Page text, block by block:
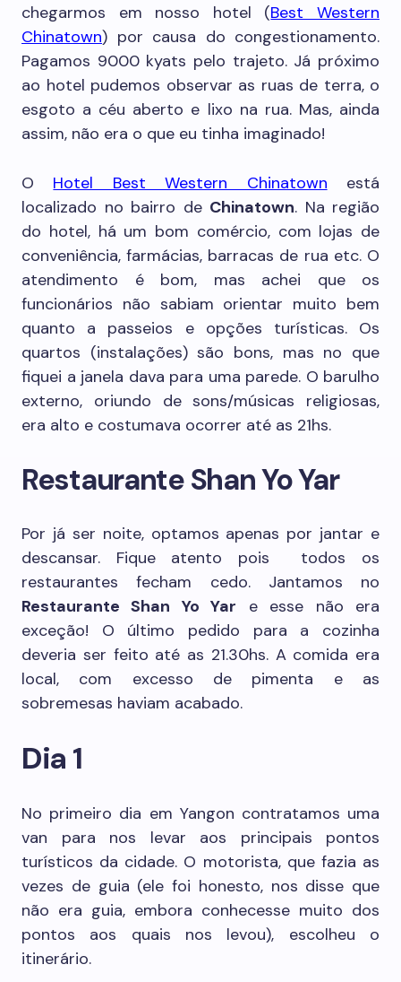
chegarmos em nosso hotel (Best Western
Chinatown) por causa do congestionamento.
Pagamos 9000 kyats pelo trajeto. Já próximo
ao hotel pudemos observar as ruas de terra, o
esgoto a céu aberto e lixo na rua. Mas, ainda
assim, não era o que eu tinha imaginado!
O Hotel Best Western Chinatown está
localizado no bairro de Chinatown. Na região
do hotel, há um bom comércio, com lojas de
conveniência, farmácias, barracas de rua etc. O
atendimento é bom, mas achei que os
funcionários não sabiam orientar muito bem
quanto a passeios e opções turísticas. Os
quartos (instalações) são bons, mas no que
fiquei a janela dava para uma parede. O barulho
externo, oriundo de sons/músicas religiosas,
era alto e costumava ocorrer até as 21hs.
Restaurante Shan Yo Yar
Por já ser noite, optamos apenas por jantar e
descansar. Fique atento pois todos os
restaurantes fecham cedo. Jantamos no
Restaurante Shan Yo Yar e esse não era
exceção! O último pedido para a cozinha
deveria ser feito até as 21.30hs. A comida era
local, com excesso de pimenta e as
sobremesas haviam acabado.
Dia 1
No primeiro dia em Yangon contratamos uma
van para nos levar aos principais pontos
turísticos da cidade. O motorista, que fazia as
vezes de guia (ele foi honesto, nos disse que
não era guia, embora conhecesse muito dos
pontos aos quais nos levou), escolheu o
itinerário.